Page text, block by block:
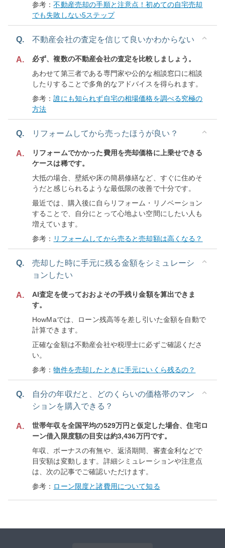
参考：不動産売却の手順と注意点！初めての自宅売却
でも失敗しない5ステップ
Q. 不動産会社の査定を信じて良いかわからない
A.
必ず、複数の不動産会社の査定を比較しましょう。
あわせて第三者である専門家や公的な相談窓口に相談
したりすることで多角的なアドバイスを得られます。
参考：誰にも知られず自宅の相場価格を調べる究極の
方法
Q. リフォームしてから売ったほうが良い？
A.
リフォームでかかった費用を売却価格に上乗せできる
ケースは稀です。
大抵の場合、壁紙や床の簡易修繕など、すぐに住めそ
うだと感じられるような最低限の改善で十分です。
最近では、購入後に自らリフォーム・リノベーション
することで、自分にとって心地よい空間にしたい人も
増えています。
参考： リフォームしてから売ると売却額は高くなる？
Q.
売却した時に手元に残る金額をシミュレーシ
ョンしたい
A.
AI査定を使っておおよその手残り金額を算出できま
す。
HowMaでは、ローン残高等を差し引いた金額を自動で
計算できます。
正確な金額は不動産会社や税理士に必ずご確認くださ
い。
参考：物件を売却したときに手元にいくら残るの？
Q.
自分の年収だと、どのくらいの価格帯のマン
ションを購入できる？
A.
世帯年収を全国平均の529万円と仮定した場合、住宅ロ
ーン借入限度額の目安は約3,436万円です。
年収、ボーナスの有無や、返済期間、審査金利などで
目安額は変動します。詳細シミュレーションや注意点
は、次の記事でご確認いただけます。
参考： ローン限度と諸費用について知る